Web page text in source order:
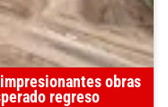
obras
regreso